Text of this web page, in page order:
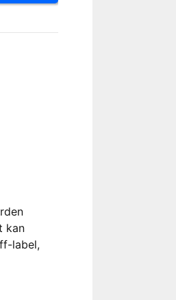
kan
label,